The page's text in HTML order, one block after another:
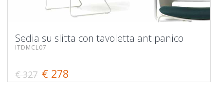
Sedia su slitta con tavoletta antipanico
ITDMCL07
€ 327 € 278